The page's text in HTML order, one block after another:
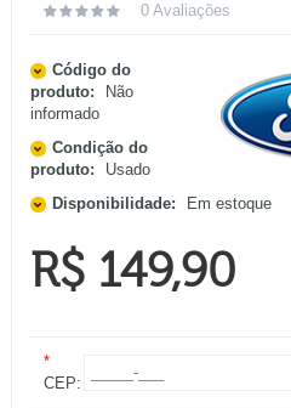
0 Avaliações
Código do
produto:
Não
informado
Condição do
produto:
Usado
Disponibilidade:
Em estoque
R$ 149,90
*
CEP: